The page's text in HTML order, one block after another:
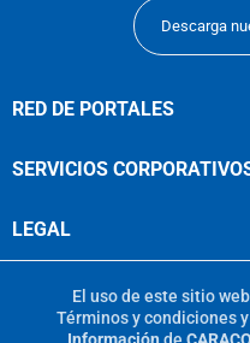
Descarga
RED DE PORTALES
SERVICIOS
LEGAL
El uso de este sitio
Términos y condicionesy